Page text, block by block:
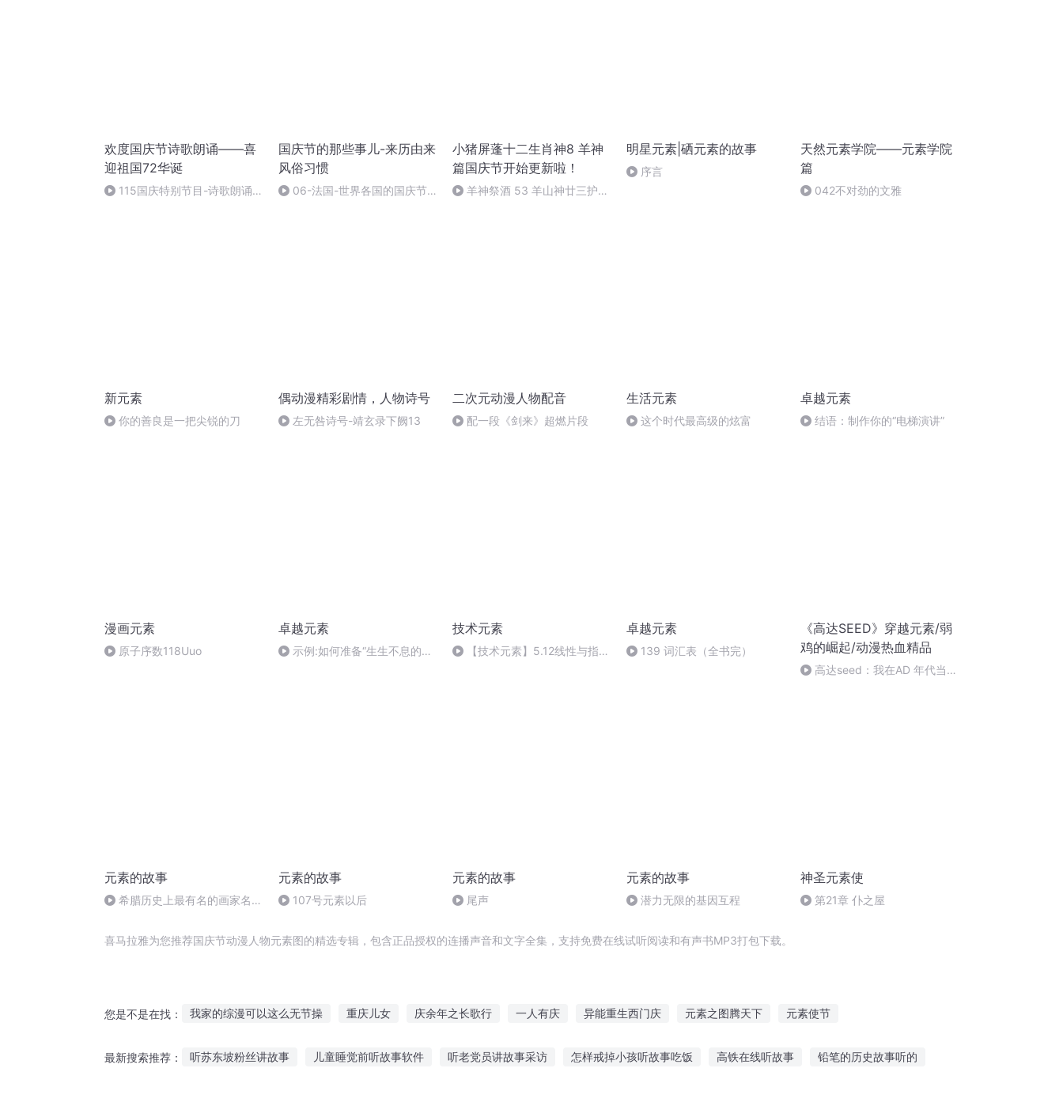
欢度国庆节诗歌朗诵——喜
迎祖国72华诞
115国庆特别节目-诗歌朗诵-
国庆节的那些事儿-来历由来
风俗习惯
06-法国-世界各国的国庆节-
小猪屏蓬十二生肖神8 羊神
篇国庆节开始更新啦！
羊神祭酒 53 羊山神廿三护祭
明星元素|硒元素的故事
序言
天然元素学院——元素学院
篇
042不对劲的文雅
新元素
你的善良是一把尖锐的刀
偶动漫精彩剧情，人物诗号
左无咎诗号-靖玄录下阙13
二次元动漫人物配音
配一段《剑来》超燃片段
生活元素
这个时代最高级的炫富
卓越元素
结语：制作你的“电梯演讲”
漫画元素
原子序数118Uuo
卓越元素
示例:如何准备“生生不息的企
技术元素
【技术元素】5.12线性与指数
卓越元素
139 词汇表（全书完）
《高达SEED》穿越元素/弱
鸡的崛起/动漫热血精品
高达seed：我在AD 年代当高
元素的故事
希腊历史上最有名的画家名叫
元素的故事
107号元素以后
元素的故事
尾声
元素的故事
潜力无限的基因互程
神圣元素使
第21章 仆之屋
喜马拉雅为您推荐国庆节动漫人物元素图的精选专辑，包含正品授权的连播声音和文字全集，支持免费在线试听阅读和有声书MP3打包下载。
您是不是在找： 我家的综漫可以这么无节操 重庆儿女 庆余年之长歌行 一人有庆 异能重生西门庆 元素之图腾天下 元素使节
最新搜索推荐： 听苏东坡粉丝讲故事 儿童睡觉前听故事软件 听老党员讲故事采访 怎样戒掉小孩听故事吃饭 高铁在线听故事 铅笔的历史故事听的